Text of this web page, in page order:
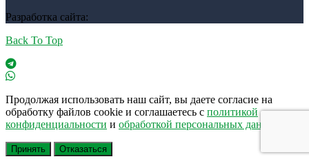
Разработка сайта:
Back To Top
Продолжая использовать наш сайт, вы даете согласие на
обработку файлов cookie и соглашаетесь с политикой
конфиденциальности и обработкой персональных данных
Принять Отказаться